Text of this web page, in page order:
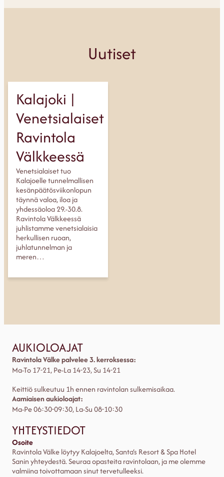
Uutiset
Kalajoki |
Venetsialaiset
Ravintola
Välkkeessä
Venetsialaiset tuo
Kalajoelle tunnelmallisen
kesänpäätösviikonlopun
täynnä valoa, iloa ja
yhdessäoloa 29.-30.8.
Ravintola Välkkeessä
juhlistamme venetsialaisia
herkullisen ruoan,
juhlatunnelman ja
meren…
AUKIOLOAJAT
Ravintola Välke palvelee 3. kerroksessa:
Ma-To 17-21, Pe-La 14-23, Su 14-21
Keittiö sulkeutuu 1h ennen ravintolan sulkemisaikaa.
Aamiaisen aukioloajat:
Ma-Pe 06:30-09:30, La-Su 08-10:30
YHTEYSTIEDOT
Osoite
Ravintola Välke löytyy Kalajoelta, Santa’s Resort & Spa Hotel
Sanin yhteydestä. Seuraa opasteita ravintolaan, ja me olemme
valmiina toivottamaan sinut tervetulleeksi.